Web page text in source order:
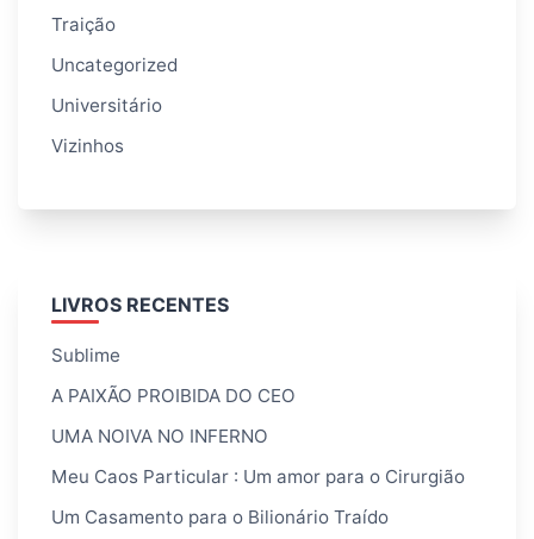
Traição
Uncategorized
Universitário
Vizinhos
LIVROS RECENTES
Sublime
A PAIXÃO PROIBIDA DO CEO
UMA NOIVA NO INFERNO
Meu Caos Particular : Um amor para o Cirurgião
Um Casamento para o Bilionário Traído